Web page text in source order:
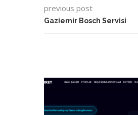
previous post
Gaziemir Bosch Servisi